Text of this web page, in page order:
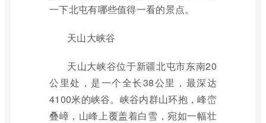
一下北屯有哪些值得一看的景点。
天山大峡谷
天山大峡谷位于新疆北屯市东南20
公里处，是一个全长38公里，最深达
4100米的峡谷。峡谷内群山环抱，峰峦
叠嶂，山峰上覆盖着白雪，宛如一幅壮